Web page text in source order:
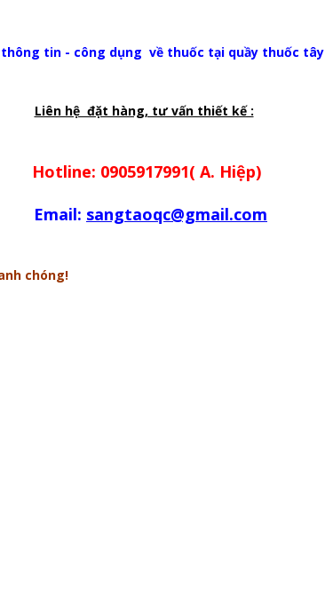
thông tin - công dụng về thuốc tại quầy thuốc tây
Liên hệ đặt hàng, tư vấn thiết kế :
Hotline: 0905917991( A. Hiệp)
Email: sangtaoqc@gmail.com
chóng!